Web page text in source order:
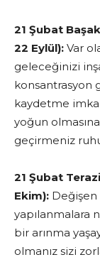
21 Şubat Başak
22 Eylül): Var
geleceğinizi
konsantrasyon
kaydetme
yoğun
geçirmeniz
21 Şubat
Ekim): Değişen
yapılanmalara
bir arınma
olmanız sizi